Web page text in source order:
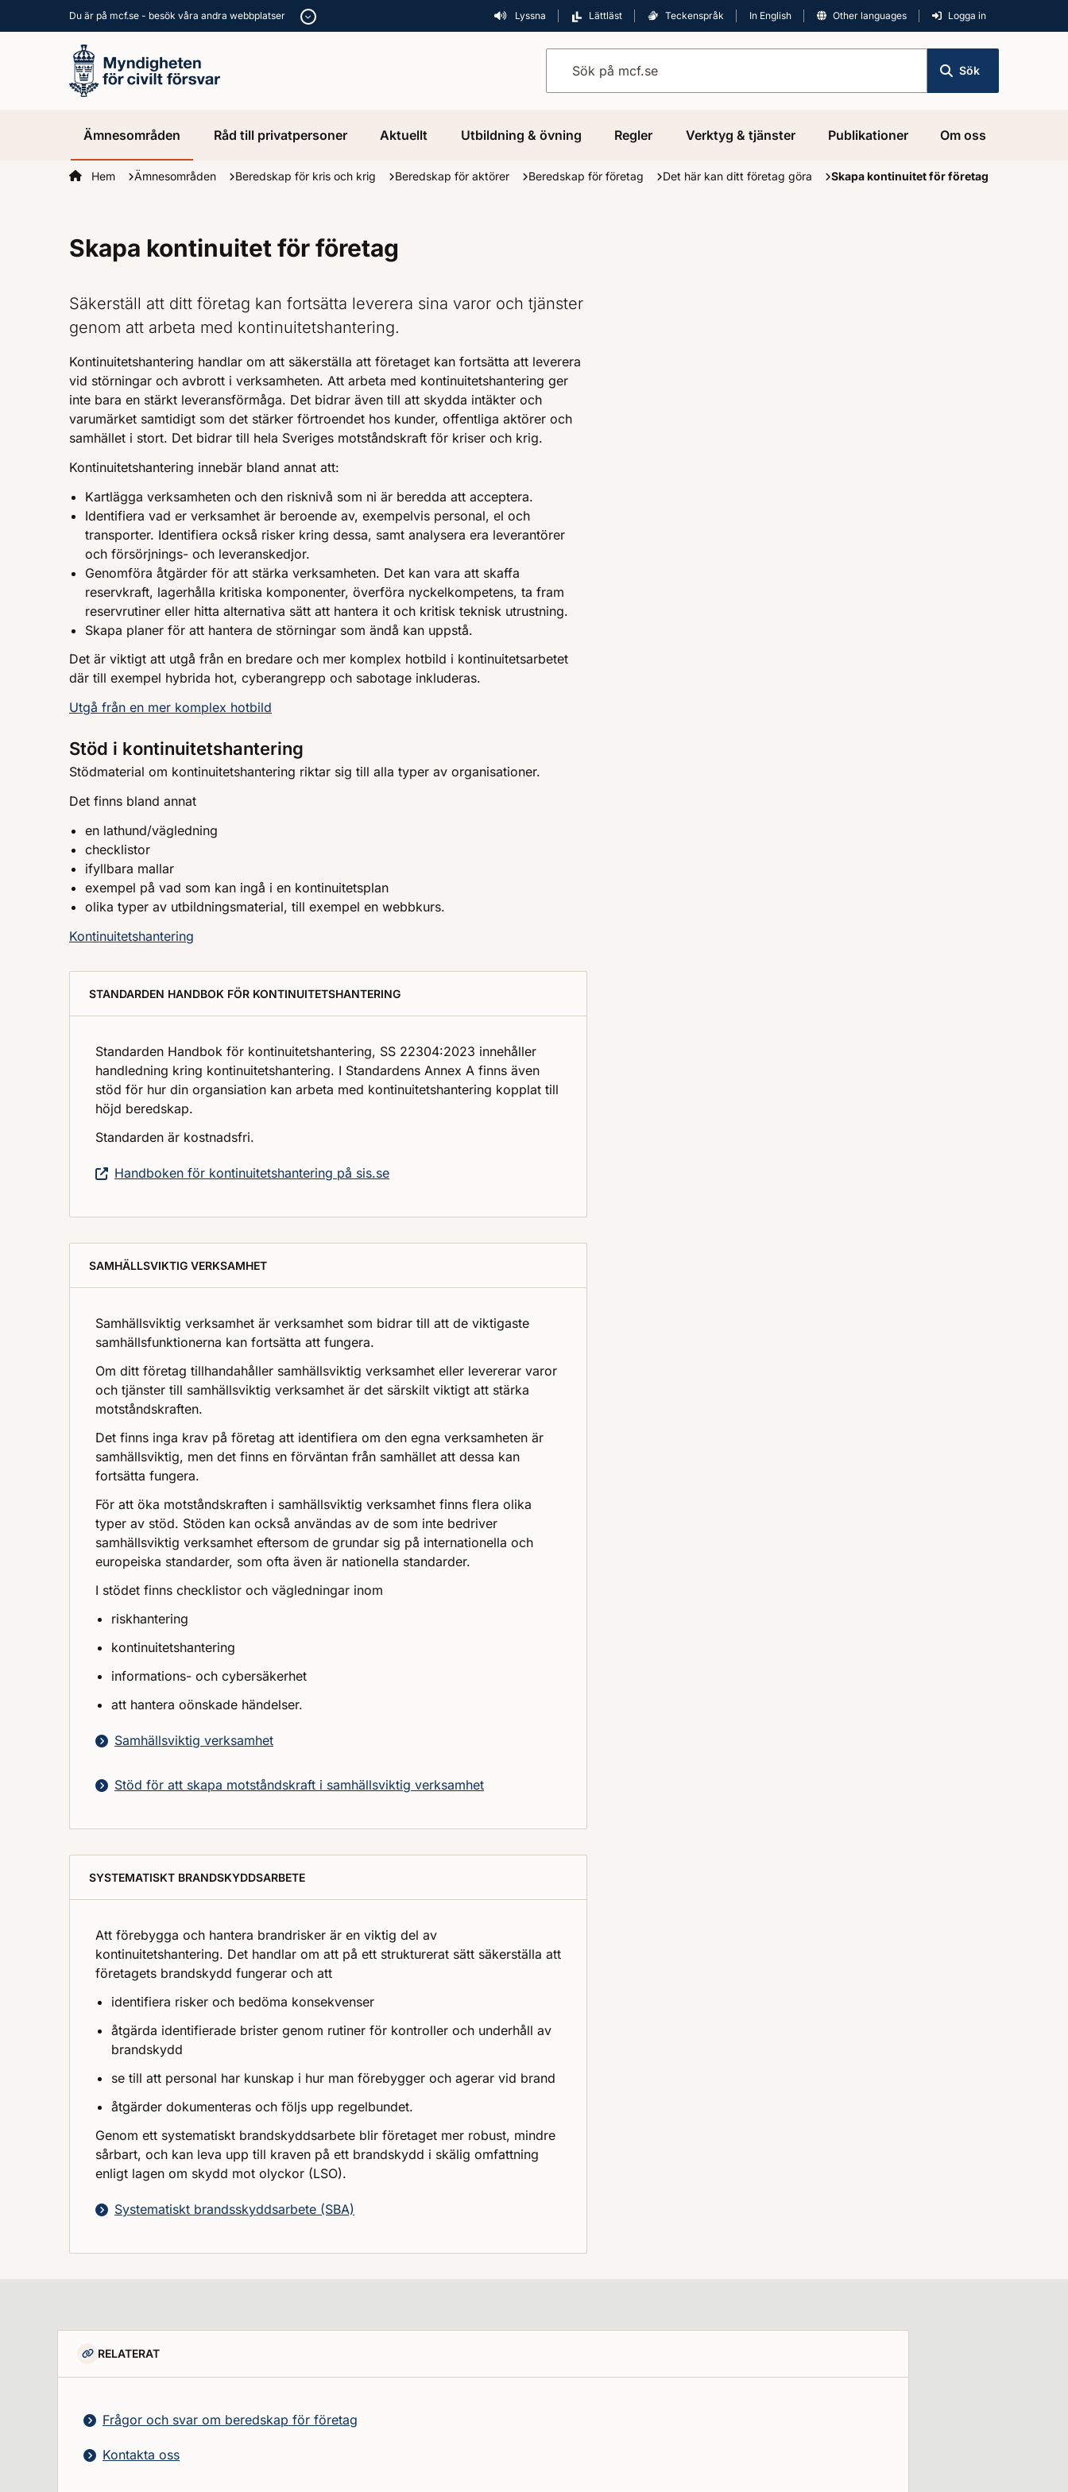
Du är på mcf.se - besök våra andra webbplatser Lyssna Lättläst Teckenspråk In English Other languages Logga in
Sök
Ämnesområden Råd till privatpersoner Aktuellt Utbildning & övning Regler Verktyg & tjänster Publikationer Om oss
Startsidan
Hem Ämnesområden Beredskap för kris och krig Beredskap för aktörer Beredskap för företag Det här kan ditt företag göra Skapa kontinuitet för företag
Skapa kontinuitet för företag
Säkerställ att ditt företag kan fortsätta leverera sina varor och tjänster
genom att arbeta med kontinuitetshantering.
Kontinuitetshantering handlar om att säkerställa att företaget kan fortsätta att leverera
vid störningar och avbrott i verksamheten. Att arbeta med kontinuitetshantering ger
inte bara en stärkt leveransförmåga. Det bidrar även till att skydda intäkter och
varumärket samtidigt som det stärker förtroendet hos kunder, offentliga aktörer och
samhället i stort. Det bidrar till hela Sveriges motståndskraft för kriser och krig.
Kontinuitetshantering innebär bland annat att:
Kartlägga verksamheten och den risknivå som ni är beredda att acceptera.
Identifiera vad er verksamhet är beroende av, exempelvis personal, el och
transporter. Identifiera också risker kring dessa, samt analysera era leverantörer
och försörjnings- och leveranskedjor.
Genomföra åtgärder för att stärka verksamheten. Det kan vara att skaffa
reservkraft, lagerhålla kritiska komponenter, överföra nyckelkompetens, ta fram
reservrutiner eller hitta alternativa sätt att hantera it och kritisk teknisk utrustning.
Skapa planer för att hantera de störningar som ändå kan uppstå.
Det är viktigt att utgå från en bredare och mer komplex hotbild i kontinuitetsarbetet
där till exempel hybrida hot, cyberangrepp och sabotage inkluderas.
Utgå från en mer komplex hotbild
Stöd i kontinuitetshantering
Stödmaterial om kontinuitetshantering riktar sig till alla typer av organisationer.
Det finns bland annat
en lathund/vägledning
checklistor
ifyllbara mallar
exempel på vad som kan ingå i en kontinuitetsplan
olika typer av utbildningsmaterial, till exempel en webbkurs.
Kontinuitetshantering
STANDARDEN HANDBOK FÖR KONTINUITETSHANTERING
Standarden Handbok för kontinuitetshantering, SS 22304:2023 innehåller
handledning kring kontinuitetshantering. I Standardens Annex A finns även
stöd för hur din organsiation kan arbeta med kontinuitetshantering kopplat till
höjd beredskap.
Standarden är kostnadsfri.
Handboken för kontinuitetshantering på sis.se
SAMHÄLLSVIKTIG VERKSAMHET
Samhällsviktig verksamhet är verksamhet som bidrar till att de viktigaste
samhällsfunktionerna kan fortsätta att fungera.
Om ditt företag tillhandahåller samhällsviktig verksamhet eller levererar varor
och tjänster till samhällsviktig verksamhet är det särskilt viktigt att stärka
motståndskraften.
Det finns inga krav på företag att identifiera om den egna verksamheten är
samhällsviktig, men det finns en förväntan från samhället att dessa kan
fortsätta fungera.
För att öka motståndskraften i samhällsviktig verksamhet finns flera olika
typer av stöd. Stöden kan också användas av de som inte bedriver
samhällsviktig verksamhet eftersom de grundar sig på internationella och
europeiska standarder, som ofta även är nationella standarder.
I stödet finns checklistor och vägledningar inom
riskhantering
kontinuitetshantering
informations- och cybersäkerhet
att hantera oönskade händelser.
Samhällsviktig verksamhet
Stöd för att skapa motståndskraft i samhällsviktig verksamhet
SYSTEMATISKT BRANDSKYDDSARBETE
Att förebygga och hantera brandrisker är en viktig del av
kontinuitetshantering. Det handlar om att på ett strukturerat sätt säkerställa att
företagets brandskydd fungerar och att
identifiera risker och bedöma konsekvenser
åtgärda identifierade brister genom rutiner för kontroller och underhåll av
brandskydd
se till att personal har kunskap i hur man förebygger och agerar vid brand
åtgärder dokumenteras och följs upp regelbundet.
Genom ett systematiskt brandskyddsarbete blir företaget mer robust, mindre
sårbart, och kan leva upp till kraven på ett brandskydd i skälig omfattning
enligt lagen om skydd mot olyckor (LSO).
Systematiskt brandsskyddsarbete (SBA)
RELATERAT
Frågor och svar om beredskap för företag
Kontakta oss